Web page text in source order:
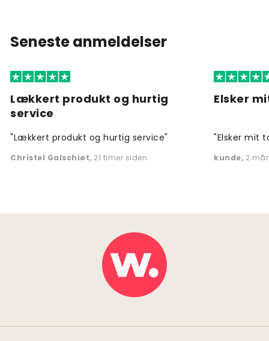
Seneste anmeldelser
Lækkert produkt og hurtig
service
"Lækkert produkt og hurtig service"
Christel Galschiøt, 21 timer siden
Elsker
"Elsker mit
kunde, 2